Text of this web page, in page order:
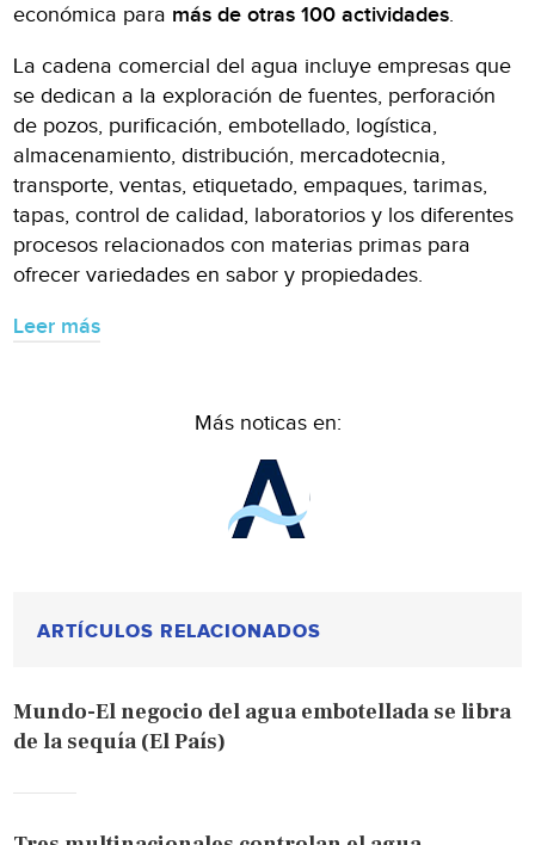
económica para más de otras 100 actividades.
La cadena comercial del agua incluye empresas que
se dedican a la exploración de fuentes, perforación
de pozos, purificación, embotellado, logística,
almacenamiento, distribución, mercadotecnia,
transporte, ventas, etiquetado, empaques, tarimas,
tapas, control de calidad, laboratorios y los diferentes
procesos relacionados con materias primas para
ofrecer variedades en sabor y propiedades.
Leer más
Más noticas en:
ARTÍCULOS RELACIONADOS
Mundo-El negocio del agua embotellada se libra
de la sequía (El País)